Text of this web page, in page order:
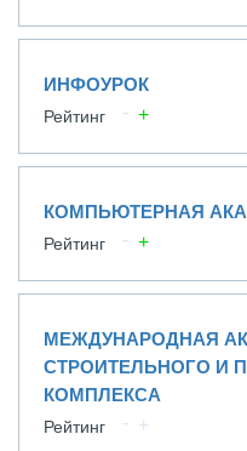
ИНФОУРОК
Рейтинг
КОМПЬЮТЕРНАЯ
Рейтинг
МЕЖДУНАРОДНАЯ
СТРОИТЕЛЬНОГО И
КОМПЛЕКСА
Рейтинг